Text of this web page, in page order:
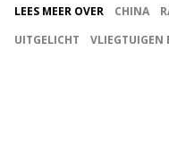
LEES MEER OVER CHINA
UITGELICHT
VLIEGTUIGEN